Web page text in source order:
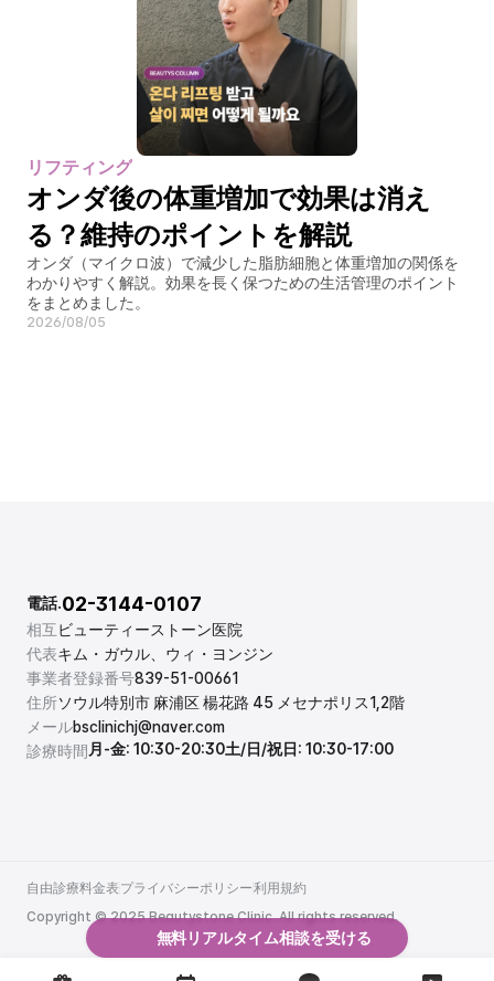
リフティング
オンダ後の体重増加で効果は消え
る？維持のポイントを解説
オンダ（マイクロ波）で減少した脂肪細胞と体重増加の関係を
わかりやすく解説。効果を長く保つための生活管理のポイント
をまとめました。
2026/08/05
相互ビューティーストーン医院
代表キム・ガウル、ウィ・ヨンジン
事業者登録番号839-51-00661
住所ソウル特別市 麻浦区 楊花路 45 メセナポリス1,2階
メールbsclinichj@naver.com
診療時間 月-金: 10:30-20:30土/日/祝日: 10:30-17:00
電話.02-3144-0107
Copyright © 2025 Beautystone Clinic. All rights reserved.
自由診療料金表
自由診療料金表
プライバシーポリシー
プライバシーポリシー
利用規約
利用規約
無料リアルタイム相談を受ける